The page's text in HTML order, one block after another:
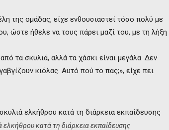
της ομάδας, είχε ενθουσιαστεί τόσο πολύ με
ώστε ήθελε να τους πάρει μαζί του, με τη λήξη
τα σκυλιά, αλλά τα χάσκι είναι μεγάλα. Δεν
κιόλας. Αυτό πού το πας;», είχε πει
ελκήθρου κατά τη διάρκεια εκπαίδευσης